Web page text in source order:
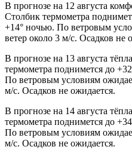
В прогнозе на 12 августа
Столбик термометра
+14° ночью. По ветровым
ветер около 3 м/с. Осадков не
В прогнозе на 13 августа
термометра поднимется до
По ветровым условиям
м/с. Осадков не ожидается.
В прогнозе на 14 августа
термометра поднимется до
По ветровым условиям
м/с. Осадков не ожидается.